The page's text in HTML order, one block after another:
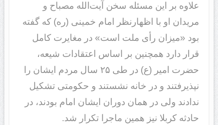
علاوه بر این مسئله سخن آیت‌الله مصباح و
مریدان او با اظهارنظر امام خمینی (ره) که گفته
بود «میزان رأی ملت است» در مغایرت کامل
قرار دارد همچنین بر اساس اعتقادات شیعه،
حضرت امیر (ع) در طی ۲۵ سال مردم ایشان را
نپذیرفتند و در خانه نشستند و حکومتی تشکیل
ندادند ولی در همان دوران ایشان امام بودند، در
حادثه کربلا نیز همین ماجرا تکرار شد.